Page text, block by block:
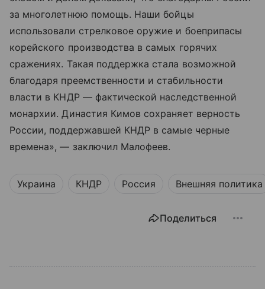
за многолетнюю помощь. Наши бойцы
использовали стрелковое оружие и боеприпасы
корейского производства в самых горячих
сражениях. Такая поддержка стала возможной
благодаря преемственности и стабильности
власти в КНДР — фактической наследственной
монархии. Династия Кимов сохраняет верность
России, поддержавшей КНДР в самые черные
времена», — заключил Малофеев.
Украина КНДР Россия Внешняя политика
Поделиться